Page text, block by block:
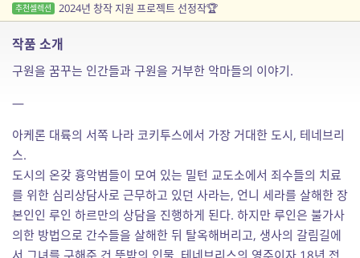
추천셀렉션 2024년 창작 지원 프로젝트 선정작🏆
작품 소개
구원을 꿈꾸는 인간들과 구원을 거부한 악마들의 이야기.
—
아케론 대륙의 서쪽 나라 코키투스에서 가장 거대한 도시, 테네브리
스.
도시의 온갖 흉악범들이 모여 있는 밀턴 교도소에서 죄수들의 치료
를 위한 심리상담사로 근무하고 있던 사라는, 언니 세라를 살해한 장
본인인 루인 하르만의 상담을 진행하게 된다. 하지만 루인은 불가사
의한 방법으로 간수들을 살해한 뒤 탈옥해버리고, 생사의 갈림길에
서 그녀를 구해준 건 뜻밖의 인물, 테네브리스의 영주이자 18년 전